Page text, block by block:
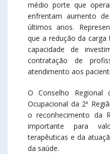
médio porte que
enfrentam aumento
últimos anos.
que a redução da
capacidade de
contratação de
atendimento aos
O Conselho Regional
Ocupacional da 2ª
o reconhecimento da
importante para
terapêuticas e da
da saúde.